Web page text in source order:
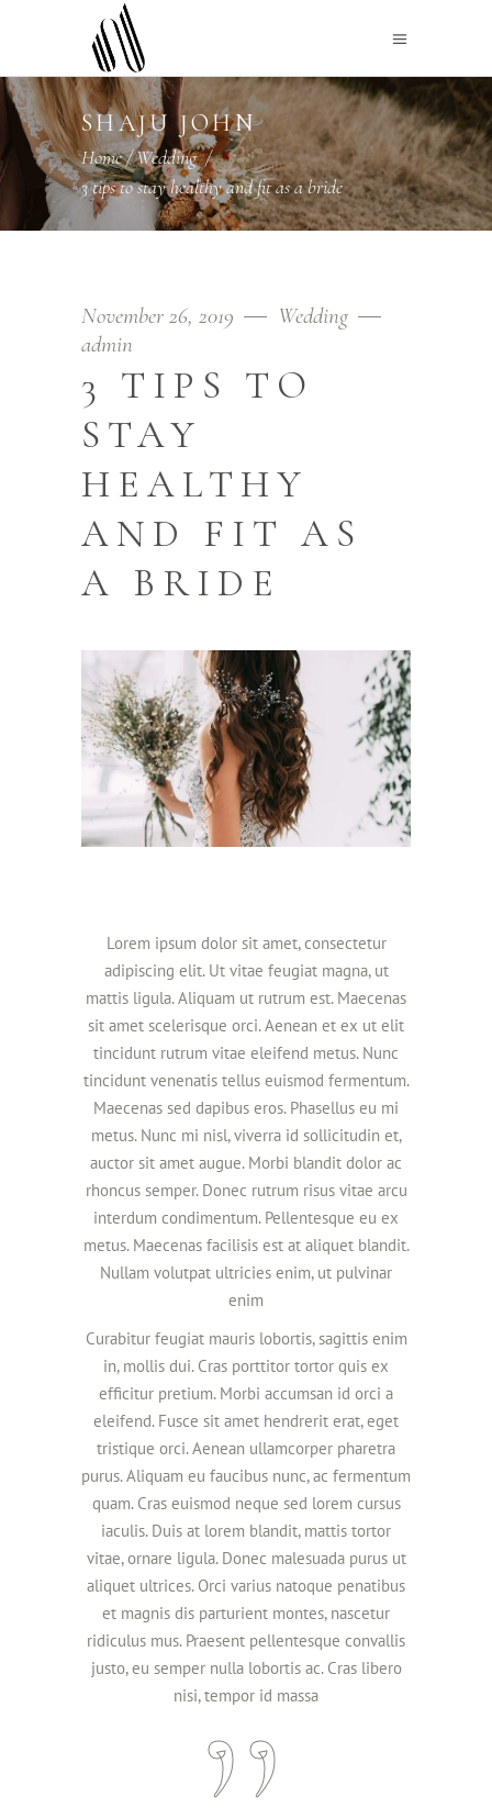
SHAJU JOHN
Home/Wedding/
3 tips to stay healthy and fit as a bride
November 26, 2019
Wedding
admin
3 TIPS TO
STAY
HEALTHY
AND FIT AS
A BRIDE
Lorem ipsum dolor sit amet, consectetur
adipiscing elit. Ut vitae feugiat magna, ut
mattis ligula. Aliquam ut rutrum est. Maecenas
sit amet scelerisque orci. Aenean et ex ut elit
tincidunt rutrum vitae eleifend metus. Nunc
tincidunt venenatis tellus euismod fermentum.
Maecenas sed dapibus eros. Phasellus eu mi
metus. Nunc mi nisl, viverra id sollicitudin et,
auctor sit amet augue. Morbi blandit dolor ac
rhoncus semper. Donec rutrum risus vitae arcu
interdum condimentum. Pellentesque eu ex
metus. Maecenas facilisis est at aliquet blandit.
Nullam volutpat ultricies enim, ut pulvinar
enim
Curabitur feugiat mauris lobortis, sagittis enim
in, mollis dui. Cras porttitor tortor quis ex
efficitur pretium. Morbi accumsan id orci a
eleifend. Fusce sit amet hendrerit erat, eget
tristique orci. Aenean ullamcorper pharetra
purus. Aliquam eu faucibus nunc, ac fermentum
quam. Cras euismod neque sed lorem cursus
iaculis. Duis at lorem blandit, mattis tortor
vitae, ornare ligula. Donec malesuada purus ut
aliquet ultrices. Orci varius natoque penatibus
et magnis dis parturient montes, nascetur
ridiculus mus. Praesent pellentesque convallis
justo, eu semper nulla lobortis ac. Cras libero
nisi, tempor id massa